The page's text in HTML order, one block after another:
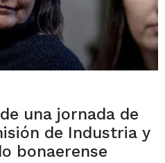
una jornada de
de Industria y
bonaerense